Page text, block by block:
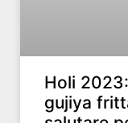
Holi
gujiya